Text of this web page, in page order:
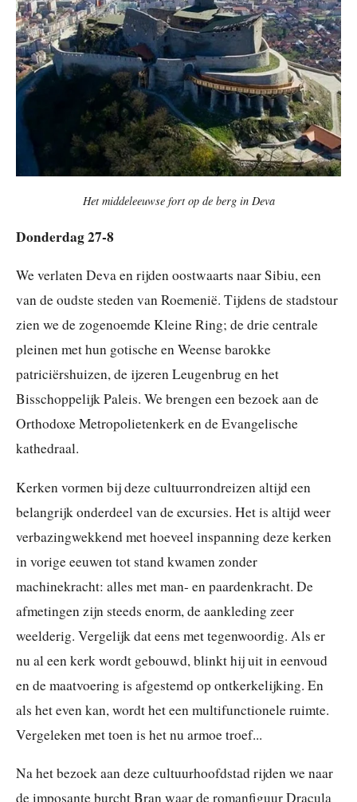
Het middeleeuwse fort op de berg in Deva
Donderdag 27-8
We verlaten Deva en rijden oostwaarts naar Sibiu, een
van de oudste steden van Roemenië. Tijdens de stadstour
zien we de zogenoemde Kleine Ring; de drie centrale
pleinen met hun gotische en Weense barokke
patriciërshuizen, de ijzeren Leugenbrug en het
Bisschoppelijk Paleis. We brengen een bezoek aan de
Orthodoxe Metropolietenkerk en de Evangelische
kathedraal.
Kerken vormen bij deze cultuurrondreizen altijd een
belangrijk onderdeel van de excursies. Het is altijd weer
verbazingwekkend met hoeveel inspanning deze kerken
in vorige eeuwen tot stand kwamen zonder
machinekracht: alles met man- en paardenkracht. De
afmetingen zijn steeds enorm, de aankleding zeer
weelderig. Vergelijk dat eens met tegenwoordig. Als er
nu al een kerk wordt gebouwd, blinkt hij uit in eenvoud
en de maatvoering is afgestemd op ontkerkelijking. En
als het even kan, wordt het een multifunctionele ruimte.
Vergeleken met toen is het nu armoe troef...
Na het bezoek aan deze cultuurhoofdstad rijden we naar
de imposante burcht Bran waar de romanfiguur Dracula